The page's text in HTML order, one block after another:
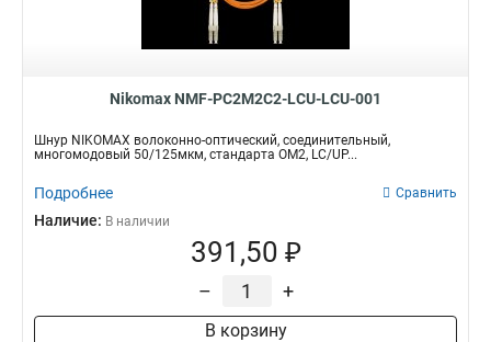
Nikomax NMF-PC2M2C2-LCU-LCU-001
Шнур NIKOMAX волоконно-оптический, соединительный,
многомодовый 50/125мкм, стандарта ОМ2, LC/UP...
Подробнее Сравнить
Наличие: В наличии
391,50 ₽
– +
В корзину